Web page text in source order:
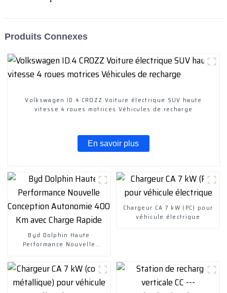
Produits Connexes
Volkswagen ID.4 CROZZ Voiture électrique SUV haute
vitesse 4 roues motrices Véhicules de recharge
En savoir plus
Byd Dolphin Haute
Performance Nouvelle
Chargeur CA 7 kW (PC) pour
véhicule électrique